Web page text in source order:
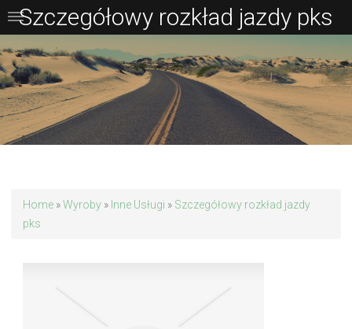
Home »Wyroby » Inne Usługi » Szczegółowy rozkład jazdy
pks
Szczegółowy rozkład jazdy pks